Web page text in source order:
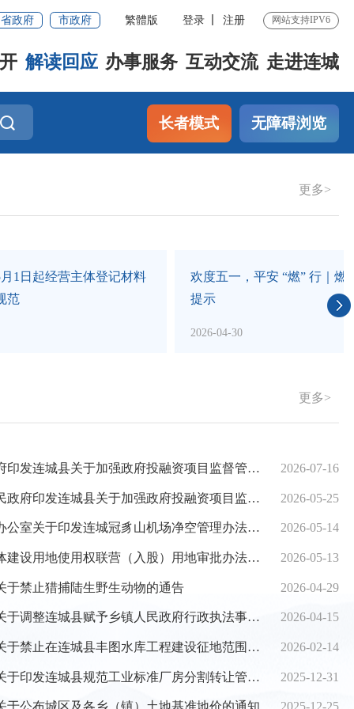
省政府 市政府 繁體版 登录 注册 网站支持IPV6
解读回应 办事服务 互动交流 走进连城
长者模式 无障碍浏览
更多>
关于公开
域行政
城乡保待遇领取资格认证指南
更多>
关于加强政府投融资项目监督管理的补充规定（修订）》 2026-07-16
政府投融资项目监督管理的补充规定（修订）（征求意见稿）》的政策解读 2026-05-25
关于印发连城冠豸山机场净空管理办法的通知 2026-05-14
用地使用权联营（入股）用地审批办法(试行)》 2026-05-13
于禁止猎捕陆生野生动物的通告 2026-04-29
赋予乡镇人民政府行政执法事项目录清单（2026年）的通知 2026-04-15
丰图水库工程建设征地范围内新增建设项目和迁入人口的通告 2026-02-14
连城县规范工业标准厂房分割转让管理办法的通知 2025-12-31